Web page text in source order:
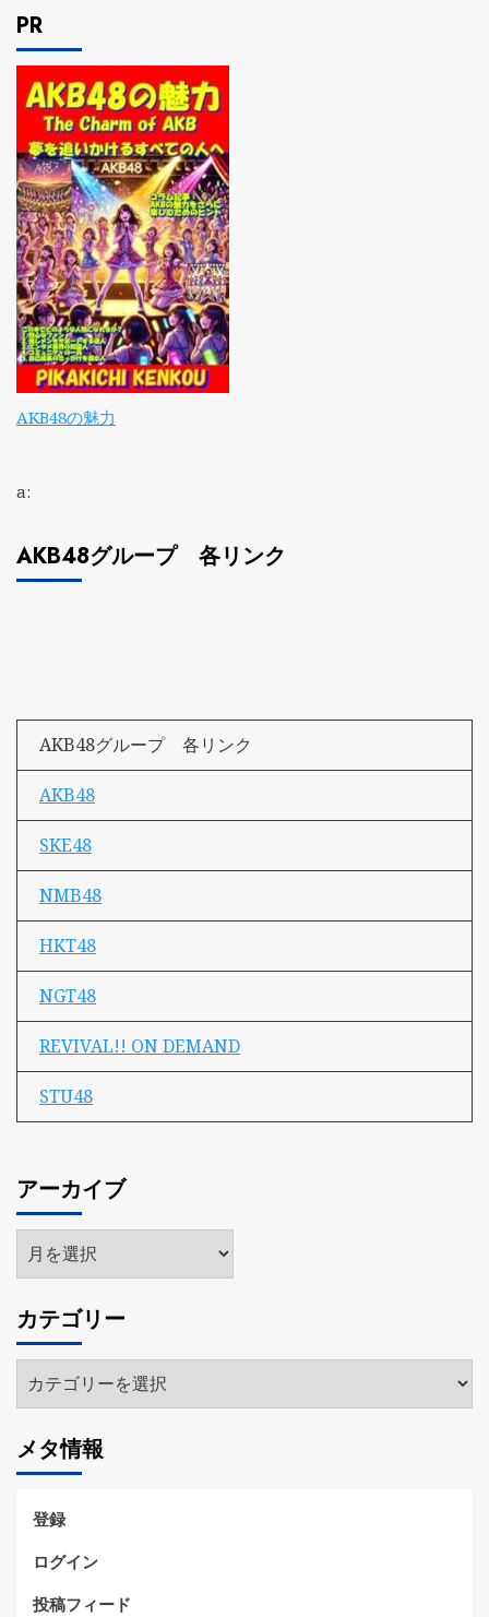
PR
AKB48の魅力
a:
AKB48グループ 各リンク
AKB48グループ 各リンク
AKB48
SKE48
NMB48
HKT48
NGT48
REVIVAL!! ON DEMAND
STU48
アーカイブ
ア
ー
イ
ブ
カテゴリー
テ
リ
ー
メタ情報
登録
ログイン
投稿フィード